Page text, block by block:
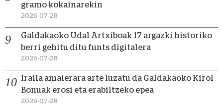
gramo kokainarekin
2026-07-28
Galdakaoko Udal Artxiboak 17 argazki historiko
berri gehitu ditu funts digitalera
2026-07-28
Iraila amaierara arte luzatu da Galdakaoko Kirol
Bonuak erosi eta erabiltzeko epea
2026-07-28